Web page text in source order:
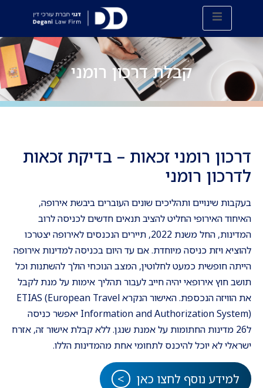
קבלת דרכון רומני
דרכון רומני זכאות – בדיקת זכאות
לדרכון רומני
בעקבות שינויים ותהליכים שונים העוברים ביבשת אירופה,
האיחוד האירופי החליט להציב תנאים חדשים לכניסה לרוב
המדינות, החל משנת 2022, תיירים הנכנסים לאירופה יצטרכו
להוציא ויזת כניסה מיוחדת. אם עד היום בכניסה למדינות אירופה
הייתה חופשית כמעט לחלוטין, המצב הנוכחי הולך להשתנות וכל
תושב חוץ אירופאי יהיה חייב לעבור תהליך אימות על מנת לקבל
את הוויזה הנכספת. האישור הנקרא ETIAS (European Travel
Information and Authorization System) יאפשר כניסה
ל26 מדינות החתומות על אמנת שנגן. ללא קבלת אישור זה, אזרח
ישראלי לא יוכל להיכנס לתחומי אחת מהמדינות הללו.
למידע נוסף לחצו כאן